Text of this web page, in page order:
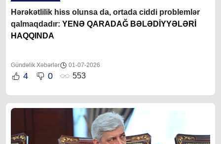
Hərəkətlilik hiss olunsa da, ortada ciddi problemlər
qalmaqdadır: YENƏ QARADAĞ BƏLƏDİYYƏLƏRİ
HAQQINDA
Gündəlik Xəbərlər 01-07-2026
4 0 553